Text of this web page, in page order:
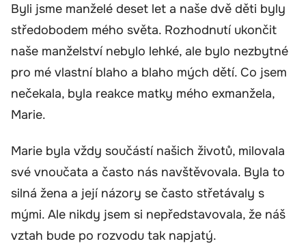
Byli jsme manželé deset let a naše dvě děti byly
středobodem mého světa. Rozhodnutí ukončit
naše manželství nebylo lehké, ale bylo nezbytné
pro mé vlastní blaho a blaho mých dětí. Co jsem
nečekala, byla reakce matky mého exmanžela,
Marie.
Marie byla vždy součástí našich životů, milovala
své vnoučata a často nás navštěvovala. Byla to
silná žena a její názory se často střetávaly s
mými. Ale nikdy jsem si nepředstavovala, že náš
vztah bude po rozvodu tak napjatý.